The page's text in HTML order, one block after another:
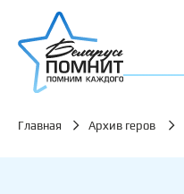
Главная Архив геров